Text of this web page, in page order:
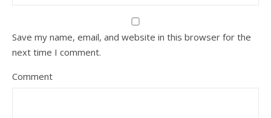
Save my name, email, and website in this browser for the
next time I comment.
Comment